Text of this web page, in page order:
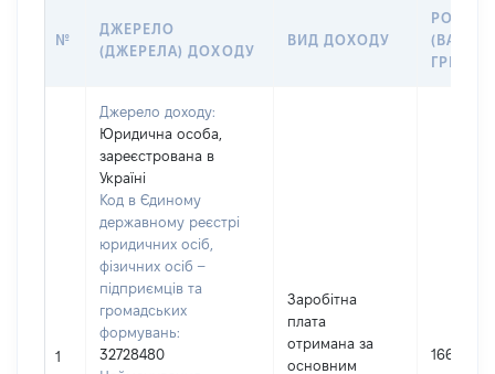
№
ДЖЕРЕЛО
(ДЖЕРЕЛА) ДОХОДУ
ВИД ДОХОДУ
РОЗМІР
ГРН
1
Джерело доходу:
Юридична особа,
зареєстрована в
Україні
Код в Єдиному
державному реєстрі
юридичних осіб,
фізичних осіб –
підприємців та
громадських
формувань:
32728480
Заробітна
плата
отримана за
основним
166375